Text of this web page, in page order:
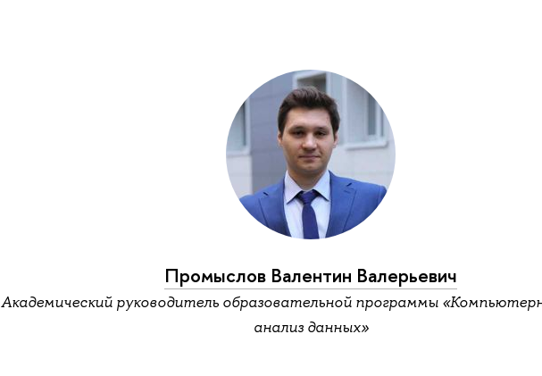
Промыслов Валентин Валерьевич
Академический руководитель образовательной программы
анализ данных»